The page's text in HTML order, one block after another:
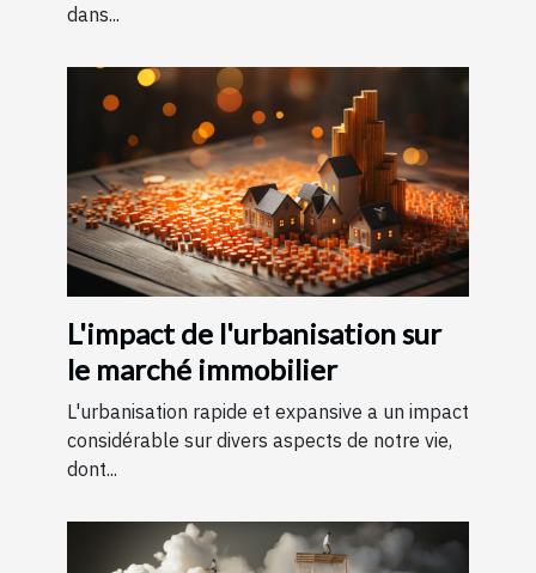
dans...
L'impact de l'urbanisation sur
le marché immobilier
L'urbanisation rapide et expansive a un impact
considérable sur divers aspects de notre vie,
dont...